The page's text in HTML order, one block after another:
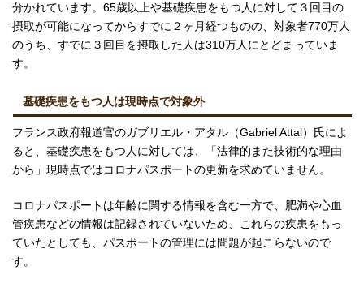
分かれています。65歳以上や基礎疾患をもつ人に対して３回目の
摂取が可能になってからすでに２ヶ月経つものの、対象者770万人
のうち、すでに３回目を摂取した人は310万人にとどまっていま
す。
基礎疾患をもつ人は現時点で対象外
フランス政府報道官のガブリエル・アタル（Gabriel Attal）氏によ
ると、基礎疾患をもつ人に対しては、「法律的また技術的な理由
から」現時点ではコロナパスポートの更新を求めていません。
コロナパスポートは年齢に関する情報を含む一方で、肥満や心血
管疾患などの情報は記録されていないため、これらの疾患をもっ
ていたとしても、パスポートの管理には問題が起こらないので
す。